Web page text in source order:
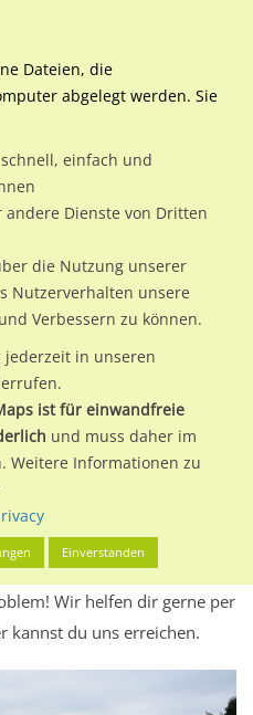
Baden-Württemberg
Ettenheim, Stadt
Kreuzerweg/Ecke
Stadt
am Standort
lks) in Ettenheim, Stadt.
individuelle und
undLeistungswerte
im Detail über den
Werbewirkung sowie
zugelassenen
im unteren Teil dieser Seite
Wir helfen dir gerne per
kannst du uns erreichen.
Dateien, die
abgelegt werden. Sie
einfach und
andere Dienste von Dritten
die Nutzung unserer
Nutzerverhalten unsere
Verbessern zu können.
jederzeit in unseren
ist für einwandfreie
und muss daher im
Weitere Informationen zu
Einverstanden